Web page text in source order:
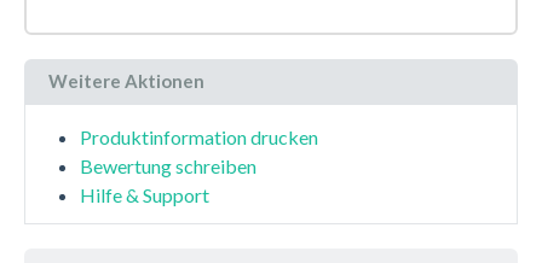
Weitere Aktionen
Produktinformation drucken
Bewertung schreiben
Hilfe & Support